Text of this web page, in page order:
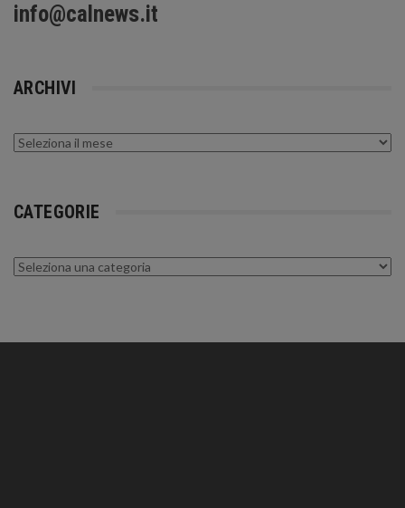
info@calnews.it
ARCHIVI
Archivi
CATEGORIE
Categorie